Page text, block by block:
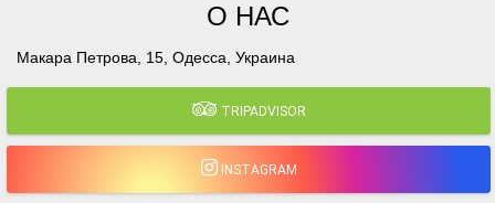
О НАС
Макара Петрова, 15, Одесса, Украина
TRIPADVISOR
INSTAGRAM